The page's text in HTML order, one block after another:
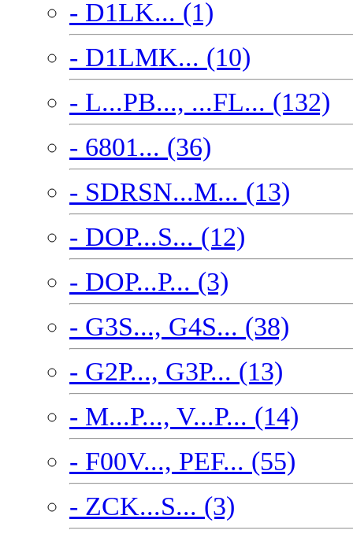
- D1LK... (1)
- D1LMK... (10)
- L...PB..., ...FL... (132)
- 6801... (36)
- SDRSN...M... (13)
- DOP...S... (12)
- DOP...P... (3)
- G3S..., G4S... (38)
- G2P..., G3P... (13)
- M...P..., V...P... (14)
- F00V..., PEF... (55)
- ZCK...S... (3)